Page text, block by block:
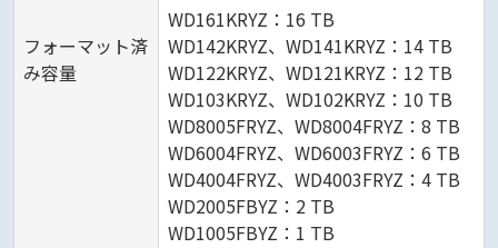
フォーマット済
み容量
WD161KRYZ：16 TB
WD142KRYZ、WD141KRYZ：14 TB
WD122KRYZ、WD121KRYZ：12 TB
WD103KRYZ、WD102KRYZ：10 TB
WD8005FRYZ、WD8004FRYZ：8 TB
WD6004FRYZ、WD6003FRYZ：6 TB
WD4004FRYZ、WD4003FRYZ：4 TB
WD2005FBYZ：2 TB
WD1005FBYZ：1 TB